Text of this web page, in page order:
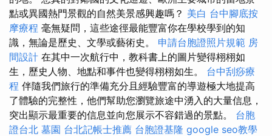
點或異國熱門景觀的自然美景感興趣嗎？ 美白 台中腳底按
摩療程 毫無疑問，這些途徑最能豐富你在學校學到的知
識，無論是歷史、文學或藝術史。 申請台胞證照片規範 房
間設計 在其中一次航行中，教科書上的圖片變得栩栩如
生，歷史人物、地點和事件也變得栩栩如生。 台中刮痧療
程 伴隨我們旅行的準備充分且經驗豐富的導遊極大地提高
了體驗的完整性，他們幫助您瀏覽旅途中湧入的大量信息，
突出顯示最重要的信息並向您展示不容錯過的景點。 台胞
證台北 墓園 台北記帳士推薦 台胞證基隆 google seo教學